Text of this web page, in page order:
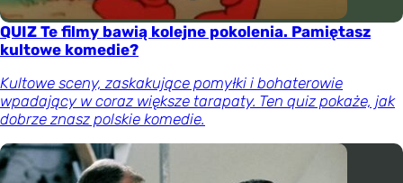
QUIZ Te filmy bawią kolejne pokolenia. Pamiętasz
kultowe komedie?
Kultowe sceny, zaskakujące pomyłki i bohaterowie
wpadający w coraz większe tarapaty. Ten quiz pokaże, jak
dobrze znasz polskie komedie.